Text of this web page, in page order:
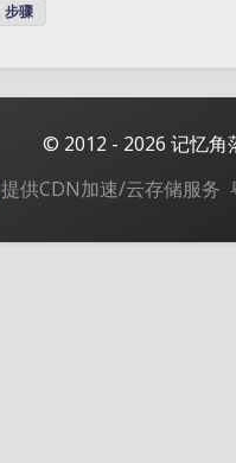
步骤
© 2012 - 2026 记忆角
提供CDN加速/云存储服务